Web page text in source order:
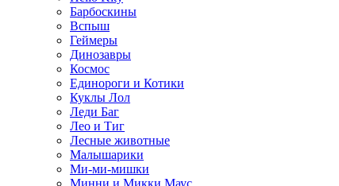
Барбоскины
Вспыш
Геймеры
Динозавры
Космос
Единороги и Котики
Куклы Лол
Леди Баг
Лео и Тиг
Лесные животные
Малышарики
Ми-ми-мишки
Минни и Микки Маус